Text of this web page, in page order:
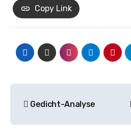
Copy Link
Navigation
Gedicht-Analyse